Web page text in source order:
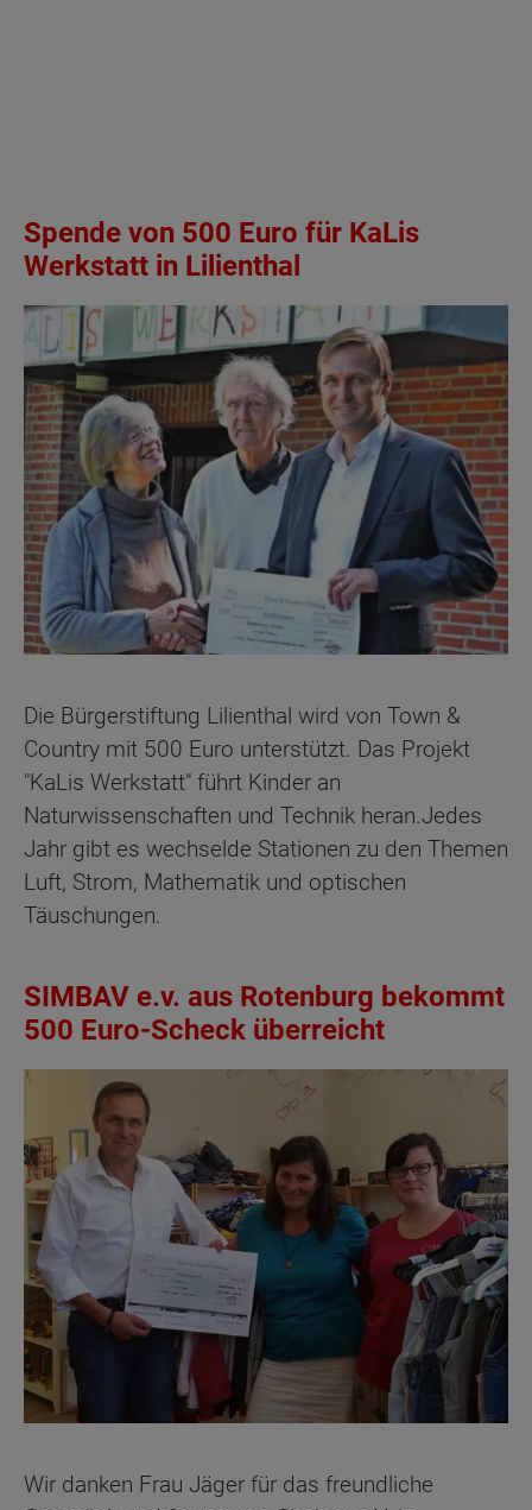
Spende von 500 Euro für KaLis
Werkstatt in Lilienthal
Die Bürgerstiftung Lilienthal wird von Town &
Country mit 500 Euro unterstützt. Das Projekt
"KaLis Werkstatt" führt Kinder an
Naturwissenschaften und Technik heran.Jedes
Jahr gibt es wechselde Stationen zu den Themen
Luft, Strom, Mathematik und optischen
Täuschungen.
SIMBAV e.v. aus Rotenburg bekommt
500 Euro-Scheck überreicht
Wir danken Frau Jäger für das freundliche